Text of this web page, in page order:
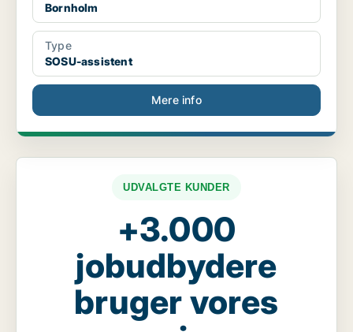
Bornholm
Type
SOSU-assistent
Mere info
UDVALGTE KUNDER
+3.000
jobudbydere
bruger vores